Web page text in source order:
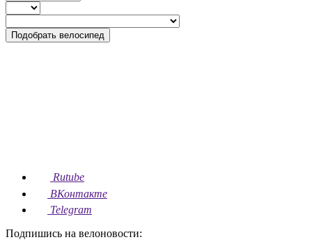
Подобрать велосипед
Rutube
ВКонтакте
Telegram
Подпишись на велоновости: